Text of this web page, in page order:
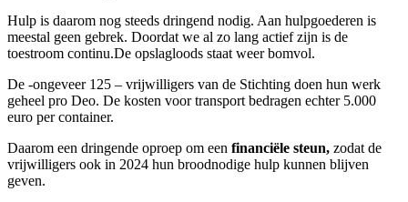
Hulp is daarom nog steeds dringend nodig. Aan hulpgoederen is
meestal geen gebrek. Doordat we al zo lang actief zijn is de
toestroom continu.De opslagloods staat weer bomvol.
De -ongeveer 125 – vrijwilligers van de Stichting doen hun werk
geheel pro Deo. De kosten voor transport bedragen echter 5.000
euro per container.
Daarom een dringende oproep om een financiële steun, zodat de
vrijwilligers ook in 2024 hun broodnodige hulp kunnen blijven
geven.